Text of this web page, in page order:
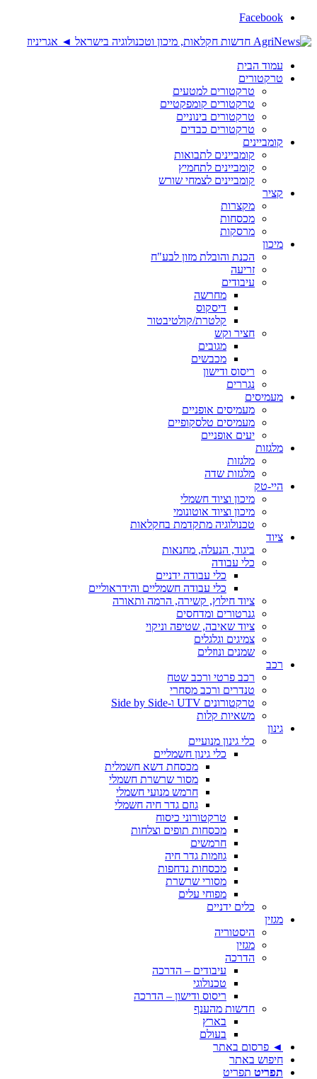
Facebook
עמוד הבית
טרקטורים
טרקטורים למטעים
טרקטורים קומפקטיים
טרקטורים בינוניים
טרקטורים כבדים
קומביינים
קומביינים לתבואות
קומביינים לתחמיץ
קומביינים לצמחי שורש
קציר
מקצרות
מכסחות
מרסקות
מיכון
הכנת והובלת מזון לבע"ח
זריעה
עיבודים
מחרשה
דיסקוס
קלטרת/קולטיבטור
חציר וקש
מגובים
מכבשים
ריסוס ודישון
נגררים
מעמיסים
מעמיסים אופניים
מעמיסים טלסקופיים
יעים אופניים
מלגזות
מלגזות
מלגזות שדה
היי-טק
מיכון וציוד חשמלי
מיכון וציוד אוטונומי
טכנולוגיה מתקדמת בחקלאות
ציוד
ביגוד, הנעלה, מחנאות
כלי עבודה
כלי עבודה ידניים
כלי עבודה חשמליים והידראוליים
ציוד חילוץ, קשירה, הרמה ותאורה
גנרטורים ומדחסים
ציוד שאיבה, שטיפה וניקוי
צמיגים וגלגלים
שמנים ונוזלים
רכב
רכב פרטי ורכב שטח
טנדרים ורכב מסחרי
טרקטורונים UTV ו-Side by Side
משאיות קלות
גינון
כלי גינון מנועיים
כלי גינון חשמליים
מכסחת דשא חשמלית
מסור שרשרת חשמלי
חרמש מנועי חשמלי
גוזם גדר חיה חשמלי
טרקטורוני כיסוח
מכסחות תופים וצלחות
חרמשים
גוזמות גדר חיה
מכסחות נדחפות
מסורי שרשרת
מפוחי עלים
כלים ידניים
מגזין
היסטוריה
מגזין
הדרכה
עיבודים – הדרכה
טכנולוגי
ריסוס ודישון – הדרכה
חדשות מהענף
בארץ
בעולם
◄ פרסום באתר
חיפוש באתר
תפריט תפריט